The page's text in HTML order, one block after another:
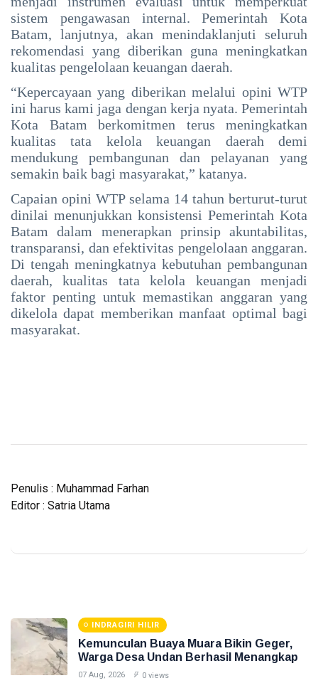
sistem pengawasan internal. Pemerintah Kota
Batam, lanjutnya, akan menindaklanjuti seluruh
rekomendasi yang diberikan guna meningkatkan
kualitas pengelolaan keuangan daerah.
“Kepercayaan yang diberikan melalui opini WTP
ini harus kami jaga dengan kerja nyata. Pemerintah
Kota Batam berkomitmen terus meningkatkan
kualitas tata kelola keuangan daerah demi
mendukung pembangunan dan pelayanan yang
semakin baik bagi masyarakat,” katanya.
Capaian opini WTP selama 14 tahun berturut-turut
dinilai menunjukkan konsistensi Pemerintah Kota
Batam dalam menerapkan prinsip akuntabilitas,
transparansi, dan efektivitas pengelolaan anggaran.
Di tengah meningkatnya kebutuhan pembangunan
daerah, kualitas tata kelola keuangan menjadi
faktor penting untuk memastikan anggaran yang
dikelola dapat memberikan manfaat optimal bagi
masyarakat.
Penulis : Muhammad Farhan
Editor : Satria Utama
INDRAGIRI HILIR
Kemunculan Buaya Muara Bikin Geger,
Warga Desa Undan Berhasil Menangkap
07 Aug, 2026 0 views